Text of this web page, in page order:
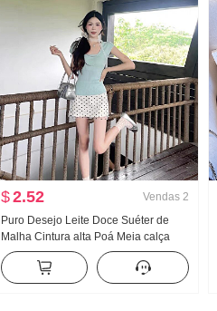
$2.52 Vendas 2
Puro Desejo Leite Doce Suéter de
Malha Cintura alta Poá Meia calça
Saia curta Para pessoas baixas Han
Departamento Dopamina Beleza
incrível Vestir Pegue Um conjunto